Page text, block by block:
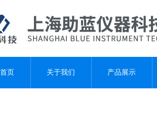
页 关于我们 产品展示